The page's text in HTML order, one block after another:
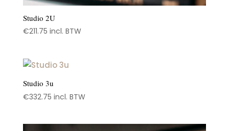
Studio 2U
€211.75 incl. BTW
Studio 3u
€332.75 incl. BTW